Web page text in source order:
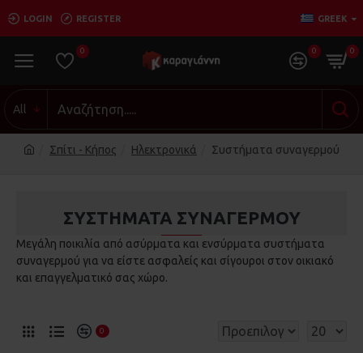
LOGIN REGISTER GREEK
0 0 0
All
Σπίτι - Κήπος Ηλεκτρονικά Συστήματα συναγερμού
ΣΥΣΤΉΜΑΤΑ ΣΥΝΑΓΕΡΜΟΎ
Μεγάλη ποικιλία από ασύρματα και ενσύρματα συστήματα
συναγερμού για να είστε ασφαλείς και σίγουροι στον οικιακό
και επαγγελματικό σας χώρο.
0